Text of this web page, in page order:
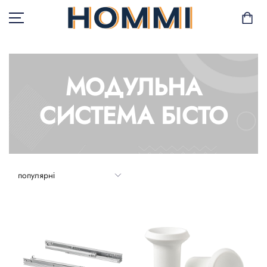
В НАЯВНОСТІ
САД І БАЛКОН
ГОРЩИКИ І РОСЛИНИ
МОДУЛЬНА
СИСТЕМА БІСТО